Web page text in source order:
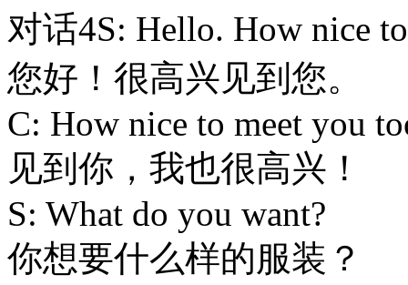
对话4S: Hello. How nice
您好！很高兴见到您。
C: How nice to meet you
见到你，我也很高兴！
S: What do you want?
你想要什么样的服装？